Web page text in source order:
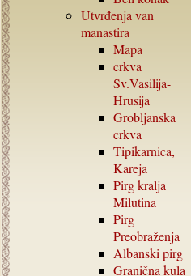
Utvrđenja van
manastira
Mapa
crkva
Sv.Vasilija-
Hrusija
Grobljanska
crkva
Tipikarnica,
Kareja
Pirg kralja
Milutina
Pirg
Preobraženja
Albanski pirg
Granična kula